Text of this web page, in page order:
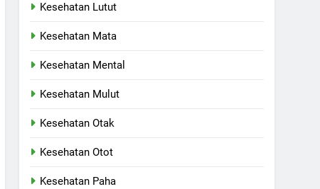
Kesehatan Lutut
Kesehatan Mata
Kesehatan Mental
Kesehatan Mulut
Kesehatan Otak
Kesehatan Otot
Kesehatan Paha